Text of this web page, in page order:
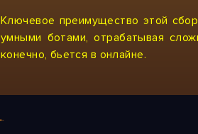
Ключевое преимущество этой
умными ботами, отрабатывая
конечно, бьется в онлайне.